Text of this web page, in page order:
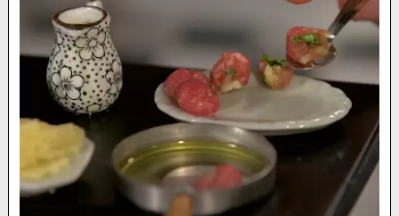
動
画】
チ
ョ
コ
ー
ト
フ
ァ